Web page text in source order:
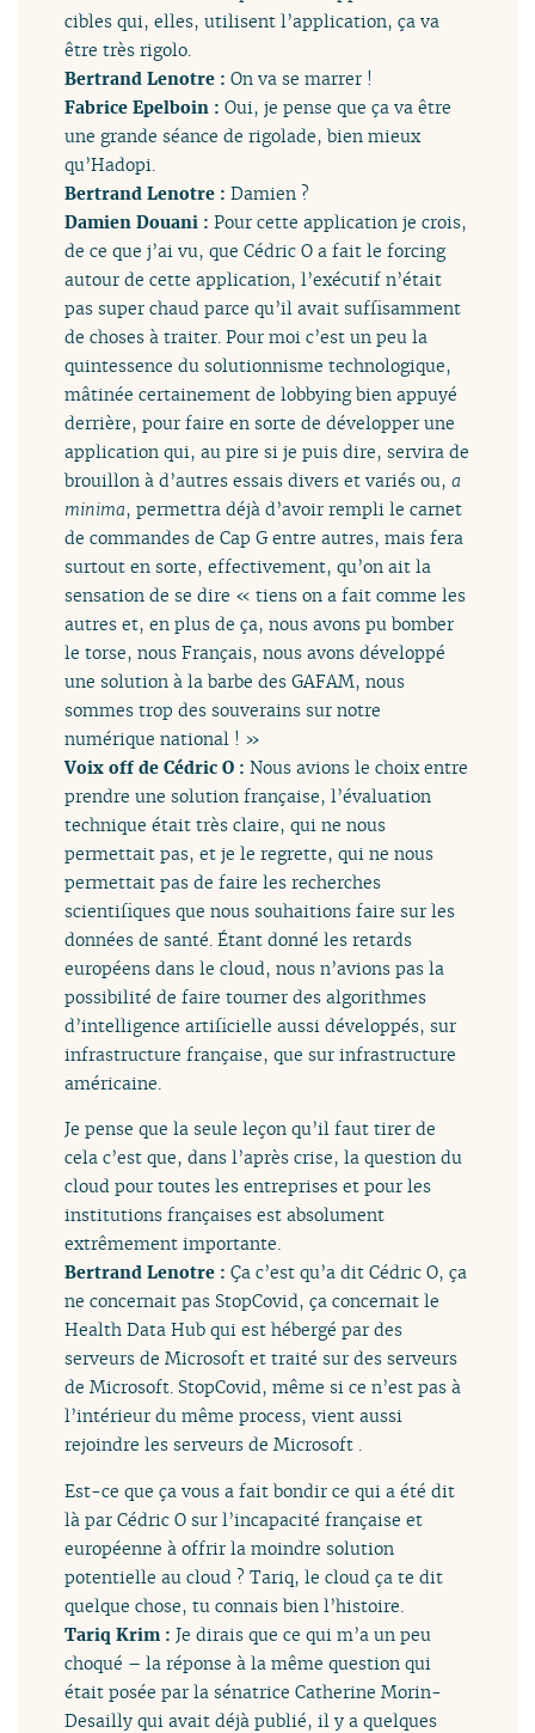
cibles qui, elles, utilisent l’application, ça va
être très rigolo.
Bertrand Lenotre :On va se marrer !
Fabrice Epelboin :Oui, je pense que ça va être
une grande séance de rigolade, bien mieux
qu’Hadopi.
Bertrand Lenotre :Damien ?
Damien Douani :Pour cette application je crois,
de ce que j’ai vu, que Cédric O a fait le forcing
autour de cette application, l’exécutif n’était
pas super chaud parce qu’il avait suffisamment
de choses à traiter. Pour moi c’est un peu la
quintessence du solutionnisme technologique,
mâtinée certainement de lobbying bien appuyé
derrière, pour faire en sorte de développer une
application qui, au pire si je puis dire, servira de
brouillon à d’autres essais divers et variés ou,a
minima, permettra déjà d’avoir rempli le carnet
de commandes de Cap G entre autres, mais fera
surtout en sorte, effectivement, qu’on ait la
sensation de se dire « tiens on a fait comme les
autres et, en plus de ça, nous avons pu bomber
le torse, nous Français, nous avons développé
une solution à la barbe des GAFAM, nous
sommes trop des souverains sur notre
numérique national ! »
Voix off de Cédric O :Nous avions le choix entre
prendre une solution française, l’évaluation
technique était très claire, qui ne nous
permettait pas, et je le regrette, qui ne nous
permettait pas de faire les recherches
scientifiques que nous souhaitions faire sur les
données de santé. Étant donné les retards
européens dans le cloud, nous n’avions pas la
possibilité de faire tourner des algorithmes
d’intelligence artificielle aussi développés, sur
infrastructure française, que sur infrastructure
américaine.
Je pense que la seule leçon qu’il faut tirer de
cela c’est que, dans l’après crise, la question du
cloud pour toutes les entreprises et pour les
institutions françaises est absolument
extrêmement importante.
Bertrand Lenotre :Ça c’est qu’a dit Cédric O, ça
ne concernait pas StopCovid, ça concernait le
Health Data Hub qui est hébergé par des
serveurs de Microsoft et traité sur des serveurs
de Microsoft. StopCovid, même si ce n’est pas à
l’intérieur du même process, vient aussi
rejoindre les serveurs de Microsoft .
Est-ce que ça vous a fait bondir ce qui a été dit
là par Cédric O sur l’incapacité française et
européenne à offrir la moindre solution
potentielle au cloud ? Tariq, le cloud ça te dit
quelque chose, tu connais bien l’histoire.
Tariq Krim :Je dirais que ce qui m’a un peu
choqué – la réponse à la même question qui
était posée par la sénatrice Catherine Morin-
Desailly qui avait déjà publié, il y a quelques